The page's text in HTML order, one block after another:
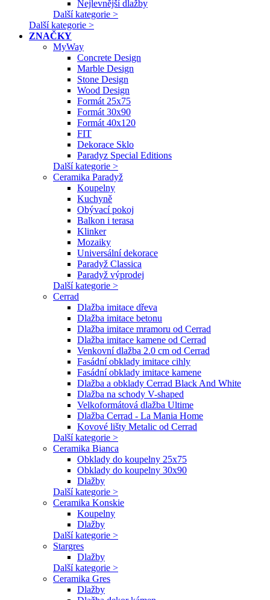
Nejlevnější dlažby
Další kategorie >
Další kategorie >
ZNAČKY
MyWay
Concrete Design
Marble Design
Stone Design
Wood Design
Formát 25x75
Formát 30x90
Formát 40x120
FIT
Dekorace Sklo
Paradyz Special Editions
Další kategorie >
Ceramika Paradyž
Koupelny
Kuchyně
Obývací pokoj
Balkon i terasa
Klinker
Mozaiky
Universální dekorace
Paradyž Classica
Paradyž výprodej
Další kategorie >
Cerrad
Dlažba imitace dřeva
Dlažba imitace betonu
Dlažba imitace mramoru od Cerrad
Dlažba imitace kamene od Cerrad
Venkovní dlažba 2.0 cm od Cerrad
Fasádní obklady imitace cihly
Fasádní obklady imitace kamene
Dlažba a obklady Cerrad Black And White
Dlažba na schody V-shaped
Velkoformátová dlažba Ultime
Dlažba Cerrad - La Mania Home
Kovové lišty Metalic od Cerrad
Další kategorie >
Ceramika Bianca
Obklady do koupelny 25x75
Obklady do koupelny 30x90
Dlažby
Další kategorie >
Ceramika Konskie
Koupelny
Dlažby
Další kategorie >
Stargres
Dlažby
Další kategorie >
Ceramika Gres
Dlažby